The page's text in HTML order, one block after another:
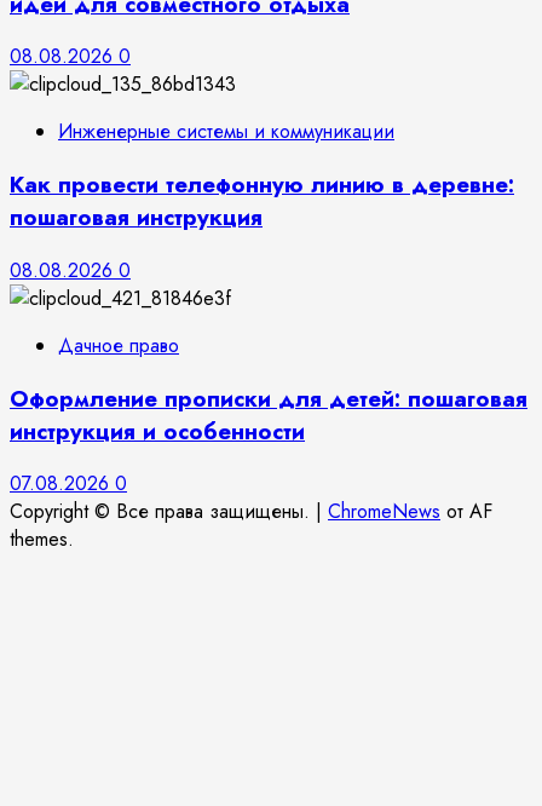
08.08.2026 0
Инженерные системы и коммуникации
Как провести телефонную линию в деревне:
пошаговая инструкция
08.08.2026 0
Дачное право
Оформление прописки для детей: пошаговая
инструкция и особенности
07.08.2026 0
Copyright © Все права защищены. | ChromeNews от AF
themes.